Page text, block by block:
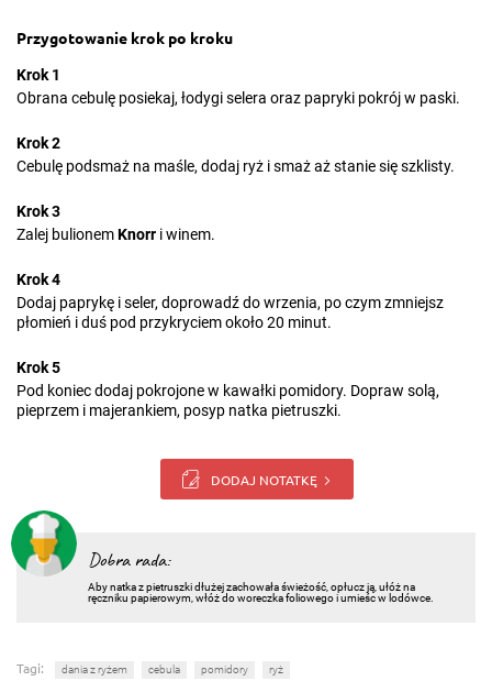
Przygotowanie krok po kroku
Krok 1
Obrana cebulę posiekaj, łodygi selera oraz papryki pokrój w paski.
Krok 2
Cebulę podsmaż na maśle, dodaj ryż i smaż aż stanie się szklisty.
Krok 3
Zalej bulionemKnorr i winem.
Krok 4
Dodaj paprykę i seler, doprowadź do wrzenia, po czym zmniejsz
płomień i duś pod przykryciem około 20 minut.
Krok 5
Pod koniec dodaj pokrojone w kawałki pomidory. Dopraw solą,
pieprzem i majerankiem, posyp natka pietruszki.
DODAJ NOTATKĘ
Dobra rada:
Aby natka z pietruszki dłużej zachowała świeżość, opłucz ją, ułóż na
ręczniku papierowym, włóż do woreczka foliowego i umieśc w lodówce.
Tagi: dania z ryżem cebula pomidory ryż